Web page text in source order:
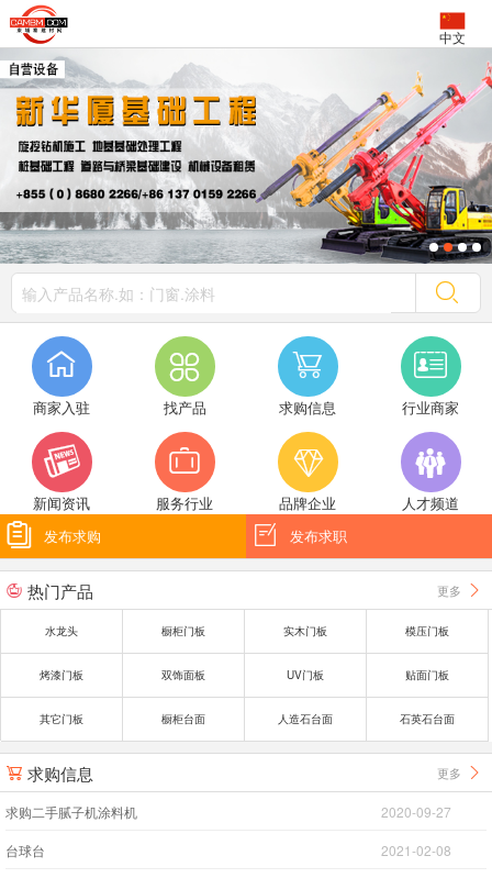
中文

商家入驻

找产品

求购信息

行业商家

新闻资讯

服务行业

品牌企业

人才频道
 发布求购  发布求职
 热门产品 更多 
水龙头 橱柜门板 实木门板 模压门板
烤漆门板 双饰面板 UV门板 贴面门板
其它门板 橱柜台面 人造石台面 石英石台面
 求购信息 更多 
求购二手腻子机涂料机 2020-09-27
台球台 2021-02-08